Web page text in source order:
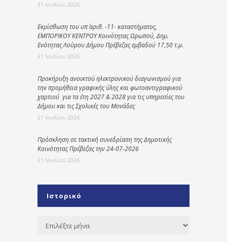
31 Ιουλίου 2026
Εκμίσθωση του υπ΄ αριθ. -11- καταστήματος,
ΕΜΠΟΡΙΚΟΥ ΚΕΝΤΡΟΥ Κοινότητας Ωρωπού, Δημ.
Ενότητας Λούρου Δήμου Πρέβεζας εμβαδού 17,50 τ.μ.
31 Ιουλίου 2026
Προκήρυξη ανοικτού ηλεκτρονικού διαγωνισμού για
την προμήθεια γραφικής ύλης και φωτοαντιγραφικού
χαρτιού για τα έτη 2027 & 2028 για τις υπηρεσίες του
Δήμου και τις Σχολικές του Μονάδες
21 Ιουλίου 2026
Πρόσκληση σε τακτική συνεδρίαση της Δημοτικής
Κοινότητας Πρέβεζας την 24-07-2026
21 Ιουλίου 2026
Ιστορικό
Ιστορικό